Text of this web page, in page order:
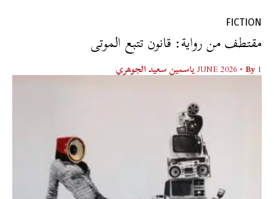
FICTION
مقتطف من رواية: قانون تتبع الموتى
1 JUNE 2026
• By ياسمين سعيد الجوهري